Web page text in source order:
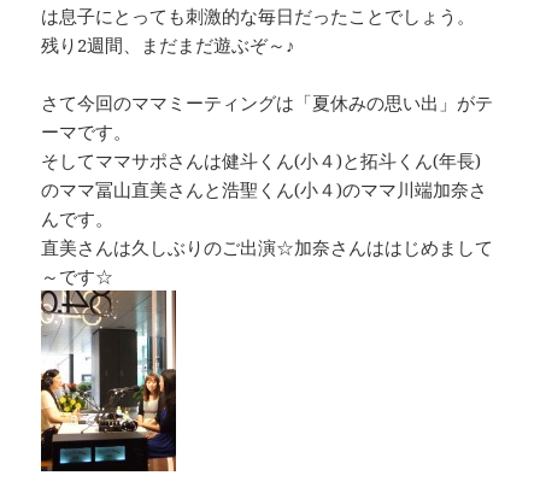
は息子にとっても刺激的な毎日だったことでしょう。
残り2週間、まだまだ遊ぶぞ～♪
さて今回のママミーティングは「夏休みの思い出」がテ
ーマです。
そしてママサポさんは健斗くん(小４)と拓斗くん(年長)
のママ冨山直美さんと浩聖くん(小４)のママ川端加奈さ
んです。
直美さんは久しぶりのご出演☆加奈さんははじめまして
～です☆